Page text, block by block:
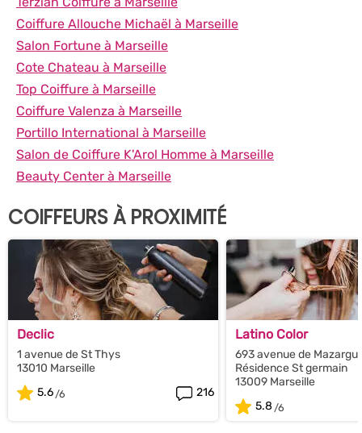
Coiffure Allouche Michaël à Marseille
Salon Fortune à Marseille
Cote Chateau à Marseille
Top Coiffure à Marseille
Coiffure Valenza à Marseille
Portillo International à Marseille
Salon de Coiffure K'Arol Homme à Marseille
Beauty Center à Marseille
COIFFEURS À PROXIMITÉ
Declic
1 avenue de St Thys
13010 Marseille
5.6
216
Latino Color
693 avenue de
Résidence St germain
13009 Marseille
5.8